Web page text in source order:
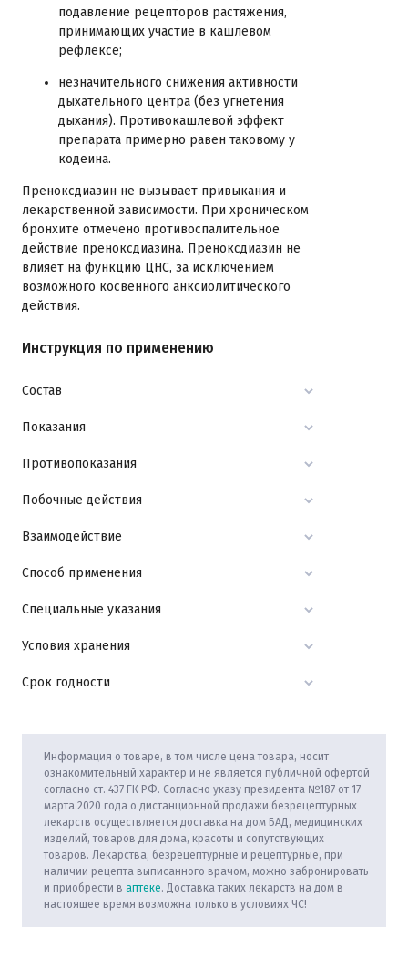
подавление рецепторов растяжения,
принимающих участие в кашлевом
рефлексе;
незначительного снижения активности
дыхательного центра (без угнетения
дыхания). Противокашлевой эффект
препарата примерно равен таковому у
кодеина.
Преноксдиазин не вызывает привыкания и
лекарственной зависимости. При хроническом
бронхите отмечено противоспалительное
действие преноксдиазина. Преноксдиазин не
влияет на функцию ЦНС, за исключением
возможного косвенного анксиолитического
действия.
Инструкция по применению
Состав
Показания
Противопоказания
Побочные действия
Взаимодействие
Способ применения
Специальные указания
Условия хранения
Срок годности
Информация о товаре, в том числе цена товара, носит
ознакомительный характер и не является публичной офертой
согласно ст. 437 ГК РФ. Согласно указу президента №187 от 17
марта 2020 года о дистанционной продажи безрецептурных
лекарств осуществляется доставка на дом БАД, медицинских
изделий, товаров для дома, красоты и сопутствующих
товаров. Лекарства, безрецептурные и рецептурные, при
наличии рецепта выписанного врачом, можно забронировать
и приобрести в аптеке. Доставка таких лекарств на дом в
настоящее время возможна только в условиях ЧС!